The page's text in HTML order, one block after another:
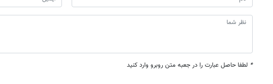
* لطفا حاصل عبارت را در جعبه متن روبرو وارد کنید